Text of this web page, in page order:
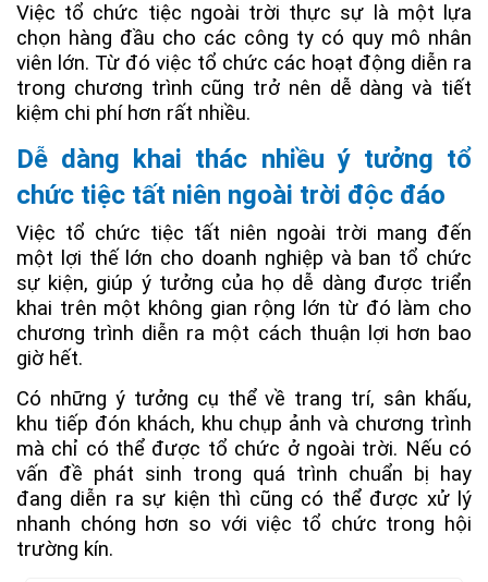
Việc tổ chức tiệc ngoài trời thực sự là một lựa
chọn hàng đầu cho các công ty có quy mô nhân
viên lớn. Từ đó việc tổ chức các hoạt động diễn ra
trong chương trình cũng trở nên dễ dàng và tiết
kiệm chi phí hơn rất nhiều.
Dễ dàng khai thác nhiều ý tưởng tổ
chức tiệc tất niên ngoài trời độc đáo
Việc tổ chức tiệc tất niên ngoài trời mang đến
một lợi thế lớn cho doanh nghiệp và ban tổ chức
sự kiện, giúp ý tưởng của họ dễ dàng được triển
khai trên một không gian rộng lớn từ đó làm cho
chương trình diễn ra một cách thuận lợi hơn bao
giờ hết.
Có những ý tưởng cụ thể về trang trí, sân khấu,
khu tiếp đón khách, khu chụp ảnh và chương trình
mà chỉ có thể được tổ chức ở ngoài trời. Nếu có
vấn đề phát sinh trong quá trình chuẩn bị hay
đang diễn ra sự kiện thì cũng có thể được xử lý
nhanh chóng hơn so với việc tổ chức trong hội
trường kín.